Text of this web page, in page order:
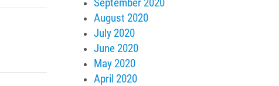
August 2020
July 2020
June 2020
May 2020
April 2020